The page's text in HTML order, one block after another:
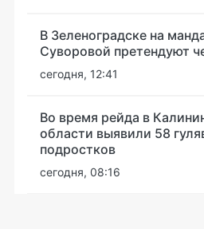
В Зеленоградске на
Суворовой претендуют
сегодня, 12:41
Во время рейда в
области выявили 58
подростков
сегодня, 08:16